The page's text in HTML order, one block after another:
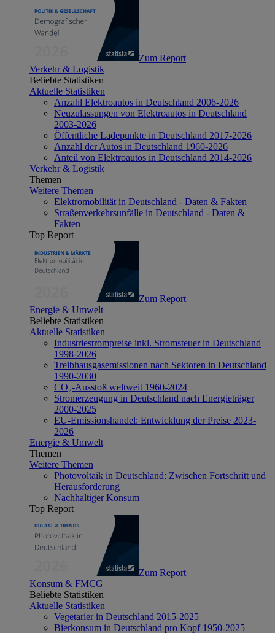
Zum Report
Verkehr & Logistik
Beliebte Statistiken
Aktuelle Statistiken
Anzahl Elektroautos in Deutschland 2006-2026
Neuzulassungen von Elektroautos in Deutschland
2003-2026
Öffentliche Ladepunkte in Deutschland 2017-2026
Anzahl der Autos in Deutschland 1960-2026
Anteil von Elektroautos in Deutschland 2014-2026
Verkehr & Logistik
Themen
Weitere Themen
Elektromobilität in Deutschland - Daten & Fakten
Straßenverkehrsunfälle in Deutschland - Daten &
Fakten
Top Report
Zum Report
Energie & Umwelt
Beliebte Statistiken
Aktuelle Statistiken
Industriestrompreise inkl. Stromsteuer in Deutschland
1998-2026
Treibhausgasemissionen nach Sektoren in Deutschland
1990-2030
CO₂-Ausstoß weltweit 1960-2024
Stromerzeugung in Deutschland nach Energieträger
2000-2025
EU-Emissionshandel: Entwicklung der Preise 2023-
2026
Energie & Umwelt
Themen
Weitere Themen
Photovoltaik in Deutschland: Zwischen Fortschritt und
Herausforderung
Nachhaltiger Konsum
Top Report
Zum Report
Konsum & FMCG
Beliebte Statistiken
Aktuelle Statistiken
Vegetarier in Deutschland 2015-2025
Bierkonsum in Deutschland pro Kopf 1950-2025